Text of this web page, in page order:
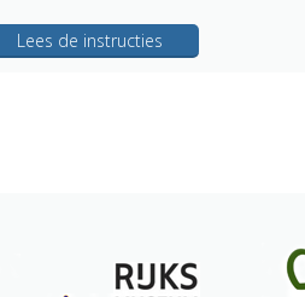
Lees de instructies